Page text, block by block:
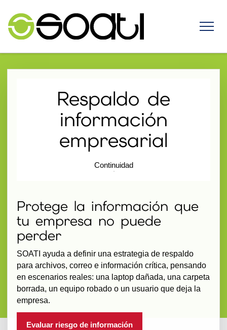
Respaldo de
información
empresarial
Continuidad
Protege la información que
tu empresa no puede
perder
SOATI ayuda a definir una estrategia de respaldo
para archivos, correo e información crítica, pensando
en escenarios reales: una laptop dañada, una carpeta
borrada, un equipo robado o un usuario que deja la
empresa.
Evaluar riesgo de información